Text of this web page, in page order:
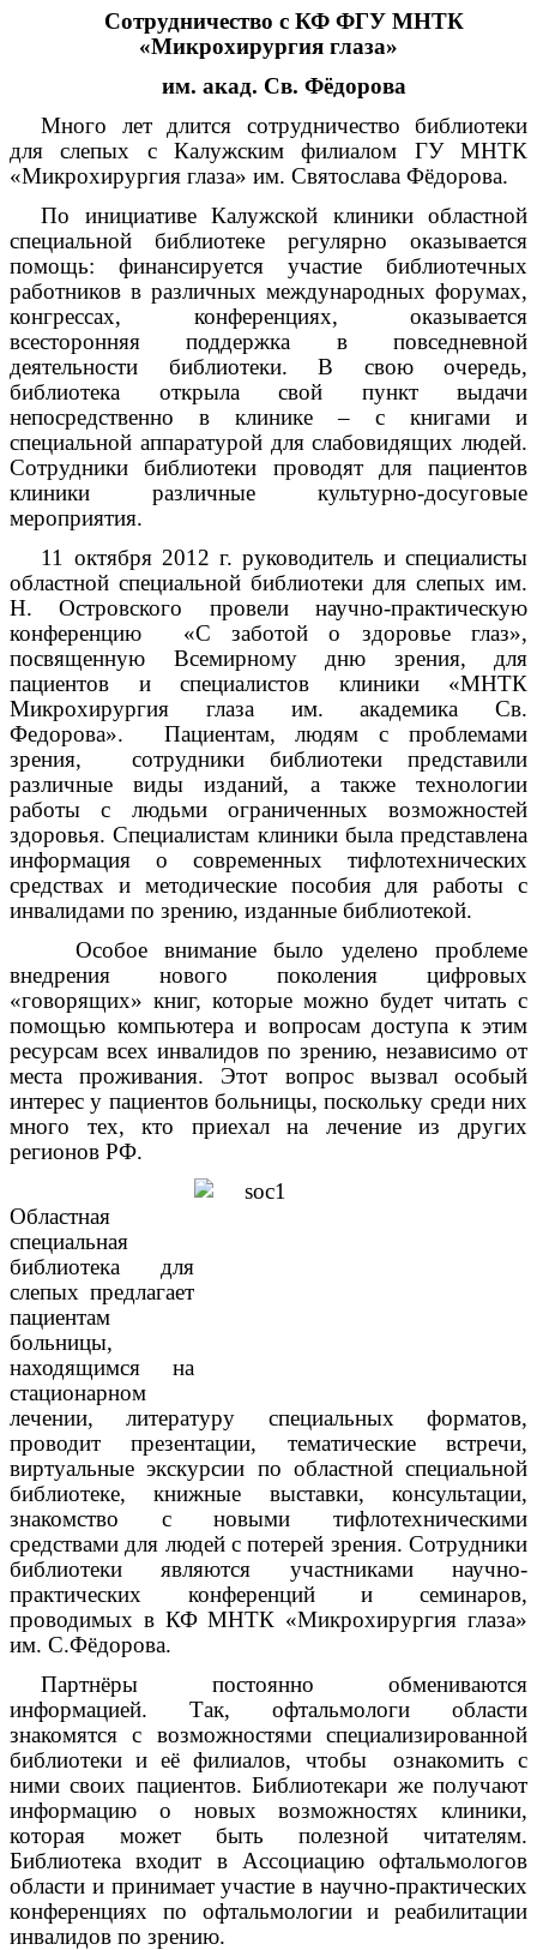
Сотрудничество с КФ ФГУ МНТК
«Микрохирургия глаза»
им. акад. Св. Фёдорова
Много лет длится сотрудничество библиотеки
для слепых с Калужским филиалом ГУ МНТК
«Микрохирургия глаза» им. Святослава Фёдорова.
По инициативе Калужской клиники областной
специальной библиотеке регулярно оказывается
помощь: финансируется участие библиотечных
работников в различных международных форумах,
конгрессах, конференциях, оказывается
всесторонняя поддержка в повседневной
деятельности библиотеки. В свою очередь,
библиотека открыла свой пункт выдачи
непосредственно в клинике – с книгами и
специальной аппаратурой для слабовидящих людей.
Сотрудники библиотеки проводят для пациентов
клиники различные культурно-досуговые
мероприятия.
11 октября 2012 г. руководитель и специалисты
областной специальной библиотеки для слепых им.
Н. Островского провели научно-практическую
конференцию «С заботой о здоровье глаз»,
посвященную Всемирному дню зрения, для
пациентов и специалистов клиники «МНТК
Микрохирургия глаза им. академика Св.
Федорова». Пациентам, людям с проблемами
зрения, сотрудники библиотеки представили
различные виды изданий, а также технологии
работы с людьми ограниченных возможностей
здоровья. Специалистам клиники была представлена
информация о современных тифлотехнических
средствах и методические пособия для работы с
инвалидами по зрению, изданные библиотекой.
Особое внимание было уделено проблеме
внедрения нового поколения цифровых
«говорящих» книг, которые можно будет читать с
помощью компьютера и вопросам доступа к этим
ресурсам всех инвалидов по зрению, независимо от
места проживания. Этот вопрос вызвал особый
интерес у пациентов больницы, поскольку среди них
много тех, кто приехал на лечение из других
регионов РФ.
Областная
специальная
библиотека для
слепых предлагает
пациентам
больницы,
находящимся на
стационарном
лечении, литературу специальных форматов,
проводит презентации, тематические встречи,
виртуальные экскурсии по областной специальной
библиотеке, книжные выставки, консультации,
знакомство с новыми тифлотехническими
средствами для людей с потерей зрения. Сотрудники
библиотеки являются участниками научно-
практических конференций и семинаров,
проводимых в КФ МНТК «Микрохирургия глаза»
им. С.Фёдорова.
Партнёры постоянно обмениваются
информацией. Так, офтальмологи области
знакомятся с возможностями специализированной
библиотеки и её филиалов, чтобы ознакомить с
ними своих пациентов. Библиотекари же получают
информацию о новых возможностях клиники,
которая может быть полезной читателям.
Библиотека входит в Ассоциацию офтальмологов
области и принимает участие в научно-практических
конференциях по офтальмологии и реабилитации
инвалидов по зрению.